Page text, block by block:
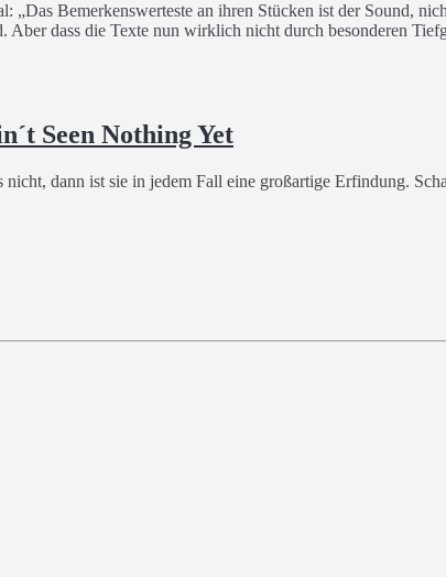
Bemerkenswerteste an ihren Stücken ist der Sound,
dass die Texte nun wirklich nicht durch besonderen
Seen Nothing Yet
dann ist sie in jedem Fall eine großartige Erfindung.